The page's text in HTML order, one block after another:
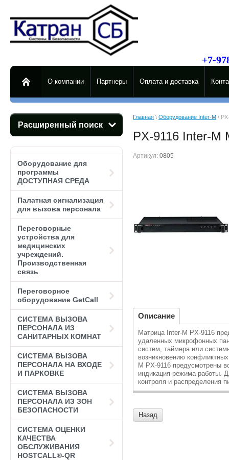
+7-
О компании Партнеры Оплата и доставка
Расширенный поиск
Оборудование для
программы
ДОСТУПНАЯ СРЕДА
Палатная сигнализация
для вызова персонала
Переговорные
устройства для
медицинских
учреждений.
Производственная
связь
Переговорное
оборудование GetCall
СИСТЕМА ВЫЗОВА
ПЕРСОНАЛА ИЗ
САНИТАРНЫХ КОМНАТ
СИСТЕМА ВЫЗОВА
ПЕРСОНАЛА НА ВХОДЕ
И ПАРКОВКЕ
СИСТЕМА ВЫЗОВА
ПЕРСОНАЛА ИЗ ЗОН
БЕЗОПАСНОСТИ
СИСТЕМА ОЦЕНКИ
КАЧЕСТВА
ОБСЛУЖИВАНИЯ
HOSTCALL®-QR
Главная \ Оборудование Inter-M \
PX-9116 Inter-M
Артикул: 0805
Описание
Матрица Inter-M PX-9116
удаленных микрофонных
систем, таймера или
возникновению
M PX-9116 предусмотрены
индикация режима работы.
контроля и распределения
Назад